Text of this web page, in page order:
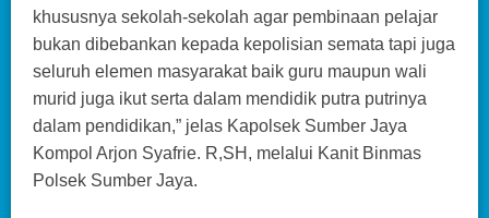
khususnya sekolah-sekolah agar pembinaan pelajar
bukan dibebankan kepada kepolisian semata tapi juga
seluruh elemen masyarakat baik guru maupun wali
murid juga ikut serta dalam mendidik putra putrinya
dalam pendidikan,” jelas Kapolsek Sumber Jaya
Kompol Arjon Syafrie. R,SH, melalui Kanit Binmas
Polsek Sumber Jaya.